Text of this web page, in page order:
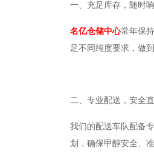
一、充足库存，随时
名亿仓储中心常年保
足不同纯度要求，做
二、专业配送，安全
我们的配送车队配备
划，确保甲醇安全、